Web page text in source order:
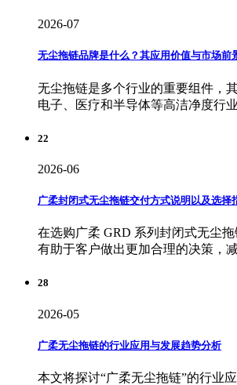
2026-07
无尘拖链品牌是什么？其应用价值与市场前
无尘拖链是多个行业的重要组件，
电子、医疗和半导体等高洁净度行
22
2026-06
广柔封闭式无尘拖链交付方式说明以及选择
在选购广柔 GRD 系列封闭式无尘
有助于客户做出更加合理的决策，
28
2026-05
广柔无尘拖链的行业应用与发展趋势分析
本文将探讨“广柔无尘拖链”的行业